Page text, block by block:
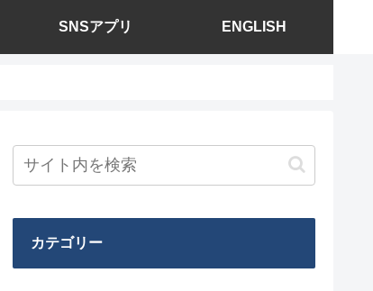
SNSアプリ ENGLISH
カテゴリー